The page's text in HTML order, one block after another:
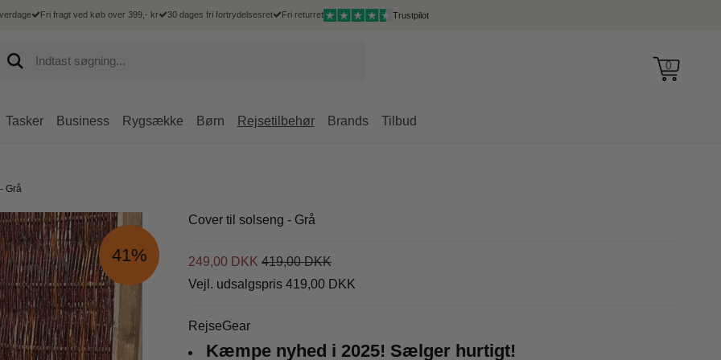
Fri fragt ved køb over 399,- kr 30 dages fri fortrydelsesret Fri returret Trustpilot
0
Bløde kufferter
Underseater
Tasker
Messenger tasker
Bæltetasker
Rejsetasker
Business
IPad og tablet sleeves
Mobiltasker
Rejsetilbehør
Rygsække
Hverdagsrygsæk
Computerrygsæk
Børn
Børnekufferter
Rejsetilbehør
Bæltetasker
Toilettasker
Rejsetilbehør
Shoppingtrolley
Brands
kufferter
dametasker
business
rejsetasker
shoppingtrolley
tilbehør
Rygsække
Delsey tasker og rygsække
Tilbud
Grå
41%
Cover til solseng - Grå
249,00 DKK 419,00 DKK
Vejl. udsalgspris 419,00 DKK
RejseGear
Kæmpe nyhed i 2025! Sælger hurtigt!